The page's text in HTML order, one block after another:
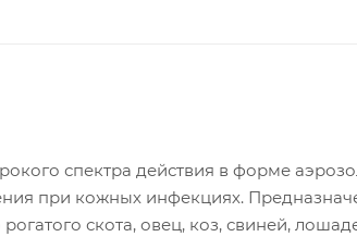
спектра действия в форме
при кожных инфекциях.
скота, овец, коз, свиней,